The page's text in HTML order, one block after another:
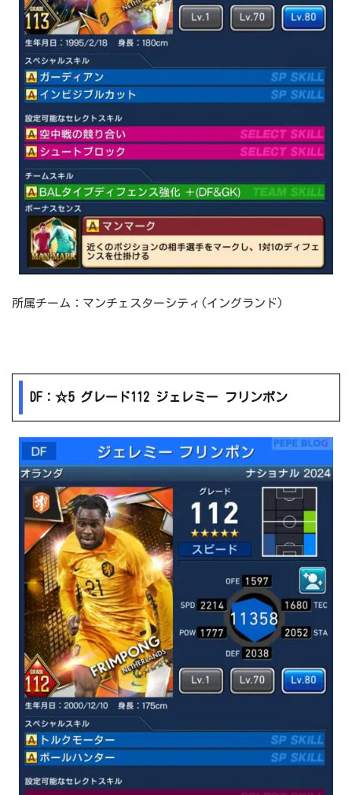
所属チーム：マンチェスターシティ(イングランド)
DF：☆5 グレード112 ジェレミー フリンポン